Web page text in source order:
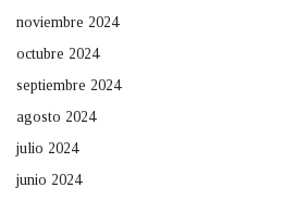
noviembre 2024
octubre 2024
septiembre 2024
agosto 2024
julio 2024
junio 2024